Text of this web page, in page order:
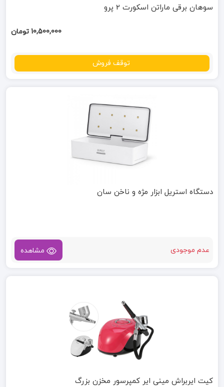
سوهان برقی ماراتن اسکورت 2 پرو
10,500,000 تومان
توقف فروش
دستگاه استریل ابزار مژه و ناخن سان
عدم موجودی مشاهده
کیت ایربراش مینی ایر کمپرسور مخزن بزرگ